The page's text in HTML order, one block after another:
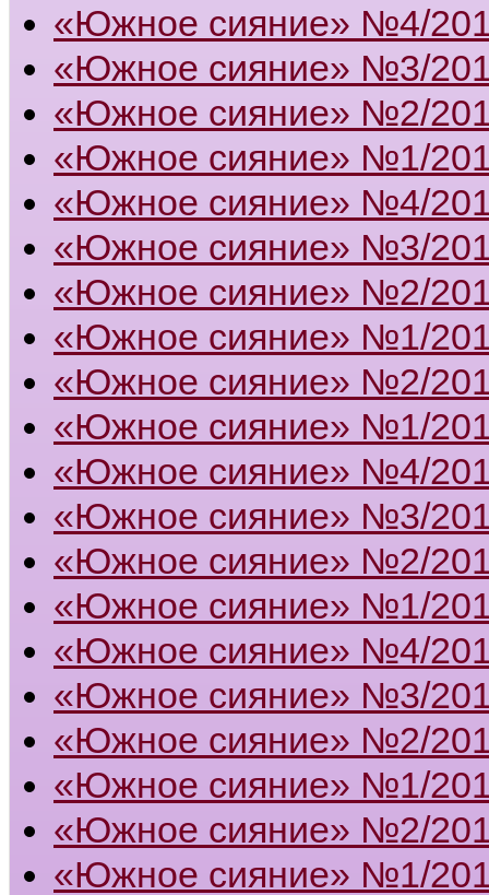
«Южное сияние» №4/
«Южное сияние» №3/
«Южное сияние» №2/
«Южное сияние» №1/
«Южное сияние» №4/
«Южное сияние» №3/
«Южное сияние» №2/
«Южное сияние» №1/
«Южное сияние» №2/
«Южное сияние» №1/
«Южное сияние» №4/
«Южное сияние» №3/
«Южное сияние» №2/
«Южное сияние» №1/
«Южное сияние» №4/
«Южное сияние» №3/
«Южное сияние» №2/
«Южное сияние» №1/
«Южное сияние» №2/
«Южное сияние» №1/